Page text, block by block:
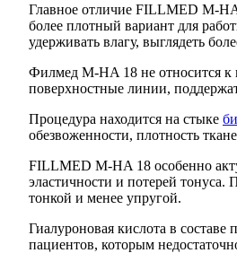
Главное отличие FILLMED M-
более плотный вариант для
удерживать влагу, выглядеть
Филмед M-HA 18 не относится к
поверхностные линии,
Процедура находится на стыке
обезвоженности, плотность
FILLMED M-HA 18 особенно
эластичности и потерей тонуса.
тонкой и менее упругой.
Гиалуроновая кислота в
пациентов, которым